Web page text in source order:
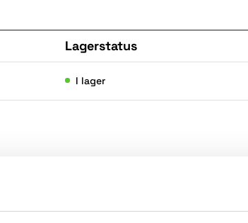
Lagerstatus
I lager